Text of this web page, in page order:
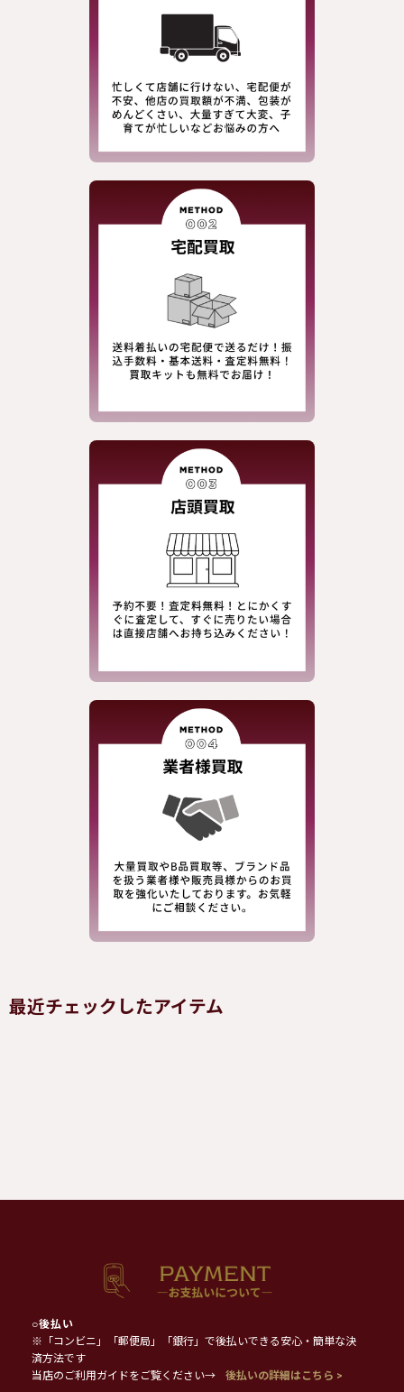
最近チェックしたアイテム
○後払い
※「コンビニ」「郵便局」「銀行」で後払いできる安心・簡単な決
済方法です
当店のご利用ガイドをご覧ください→
後払いの詳細はこちら >